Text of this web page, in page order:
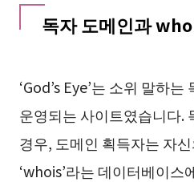
독자 도메인과
‘God’s Eye’는 소위 말하
운영되는 사이트였습니다.
경우, 도메인 획득자는 자
‘whois’라는 데이터베이스